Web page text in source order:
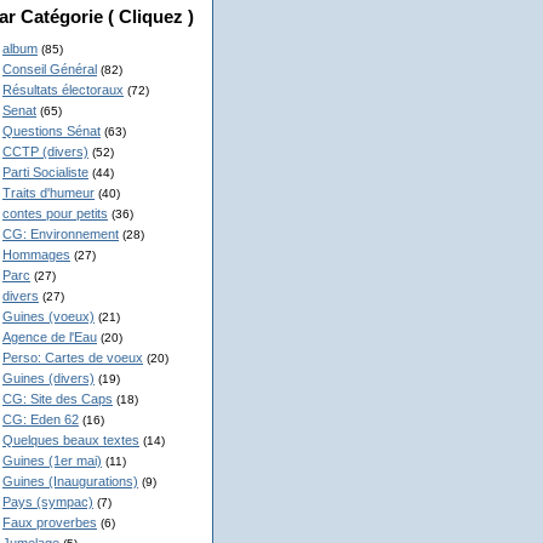
Catégorie ( Cliquez )
album (85)
Conseil Général (82)
Résultats électoraux (72)
Senat (65)
Questions Sénat (63)
CCTP (divers) (52)
Parti Socialiste (44)
Traits d'humeur (40)
contes pour petits (36)
CG: Environnement (28)
Hommages (27)
Parc (27)
divers (27)
Guines (voeux) (21)
Agence de l'Eau (20)
Perso: Cartes de voeux (20)
Guines (divers) (19)
CG: Site des Caps (18)
CG: Eden 62 (16)
Quelques beaux textes (14)
Guines (1er mai) (11)
Guines (Inaugurations) (9)
Pays (sympac) (7)
Faux proverbes (6)